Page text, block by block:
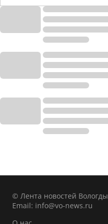
© Лента новостей Вологды
Email: info@vo-news.ru